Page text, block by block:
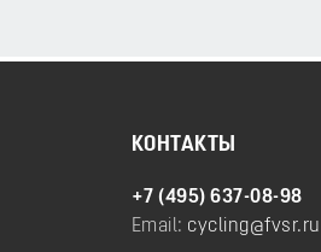
КОНТАКТЫ
+7 (495) 637-08-98
Email: cycling@fvsr.ru